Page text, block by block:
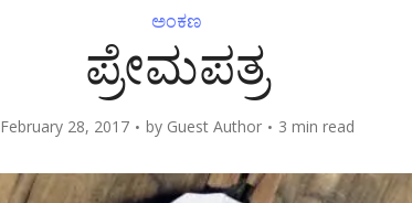
ಅಂಕಣ
ಪ್ರೇಮಪತ್ರ
February 28, 2017 by Guest Author 3 min read